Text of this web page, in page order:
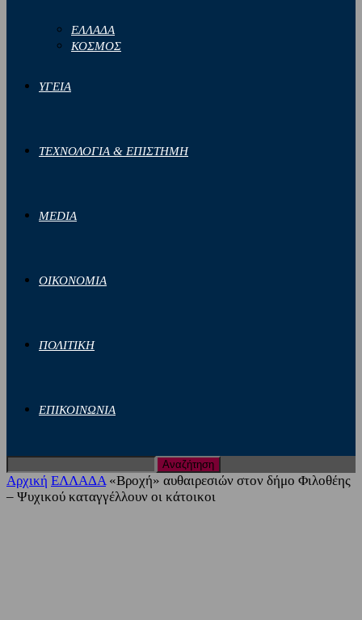
ΕΛΛΑΔΑ
ΚΟΣΜΟΣ
ΥΓΕΙΑ
ΤΕΧΝΟΛΟΓΙΑ & ΕΠΙΣΤΗΜΗ
MEDIA
ΟΙΚΟΝΟΜΙΑ
ΠΟΛΙΤΙΚΗ
ΕΠΙΚΟΙΝΩΝΙΑ
Αρχική ΕΛΛΑΔΑ «Βροχή» αυθαιρεσιών στον δήμο Φιλοθέης
– Ψυχικού καταγγέλλουν οι κάτοικοι